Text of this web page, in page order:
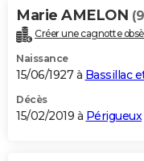
Marie AMELON
Créer une cagnotte
Naissance
15/06/1927 à Bassillac
Décès
15/02/2019 à Périgueux